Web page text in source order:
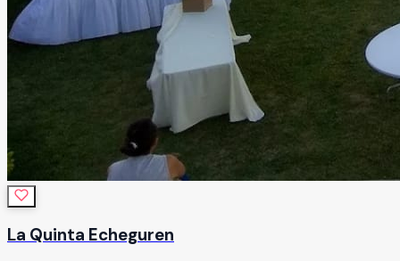
La Quinta Echeguren